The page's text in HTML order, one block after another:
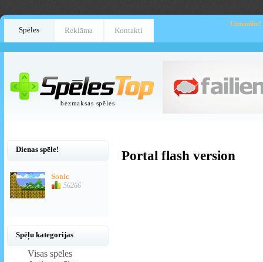
Spēles Reklāma Kontakti
Uzmanību!
bezmaksas spēles
Dienas spēle!
Sonic
56266
Spēļu kategorijas
Visas spēles
Portal flash version